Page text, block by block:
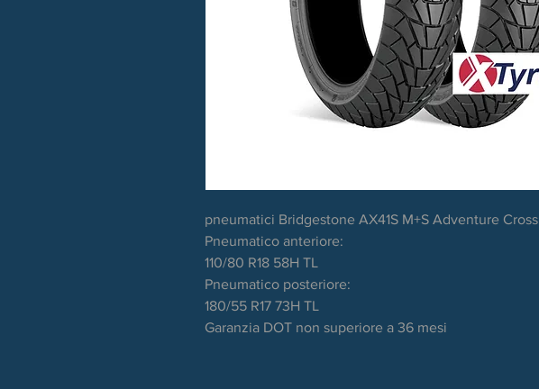
pneumatici Bridgestone AX41S M+S Adventure Cross
Pneumatico anteriore:
110/80 R18 58H TL
Pneumatico posteriore:
180/55 R17 73H TL
Garanzia DOT non superiore a 36 mesi